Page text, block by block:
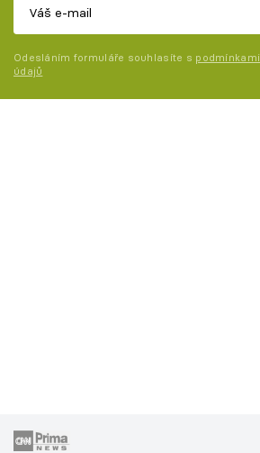
Odesláním formuláře souhlasíte s
údajů